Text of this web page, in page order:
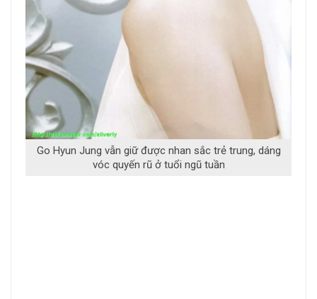
Go Hyun Jung vẫn giữ được nhan sắc trẻ trung, dáng
vóc quyến rũ ở tuổi ngũ tuần